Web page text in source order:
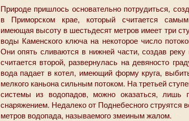
Природе пришлось основательно потрудиться,
в Приморском крае, который считается
имеющая высоту в шестьдесят метров имеет три
воды Каменского ключа на некоторое число
Они опять сливаются в нижней части, создав реку
считается второй, развернулась на девяносто
вода падает в котел, имеющий форму круга,
мелкого каньона сильным потоком. На третьей
системы из водопадов, можно оказаться, лишь
снаряжением. Недалеко от Поднебесного струятся
метров водопада, называемого змеиным жалом.